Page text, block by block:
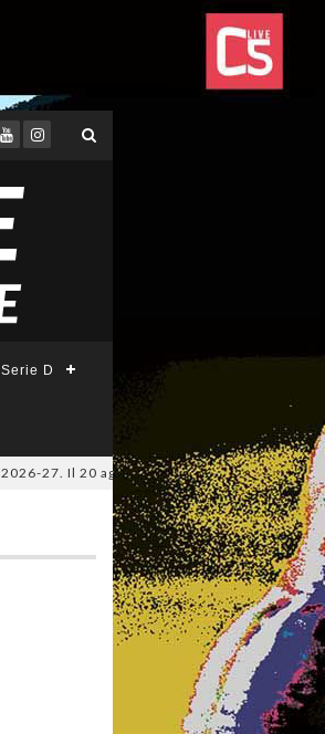
Serie D
20 agosto la presentazione della Serie A